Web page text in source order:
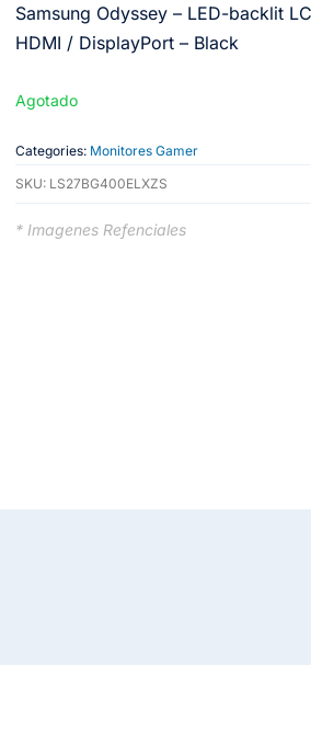
Samsung Odyssey – LED-backlit
HDMI / DisplayPort – Black
Agotado
Categories: Monitores Gamer
SKU: LS27BG400ELXZS
* Imagenes Refenciales